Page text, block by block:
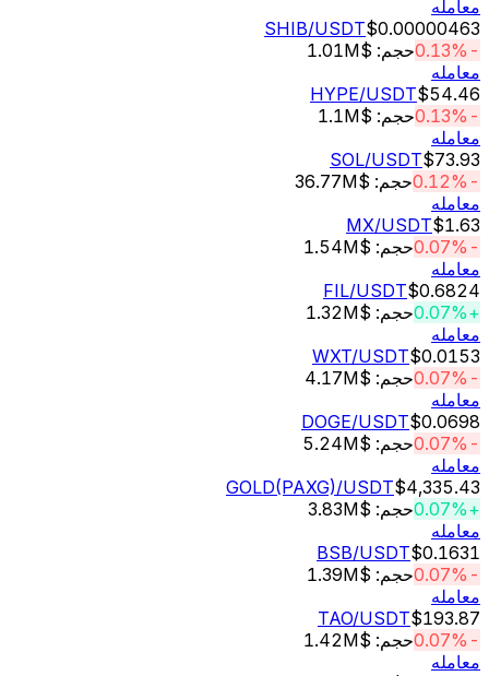
SHIB/USDT
حجم: $1.01M
HYPE/USDT
حجم: $1.1M
SOL/USDT
حجم: $36.77M
MX/USDT
حجم: $1.54M
FIL/USDT
حجم: $1.32M
WXT/USDT
حجم: $4.17M
DOGE/USDT
حجم: $5.24M
GOLD(PAXG)/USDT
حجم: $3.83M
BSB/USDT
حجم: $1.39M
TAO/USDT
حجم: $1.42M